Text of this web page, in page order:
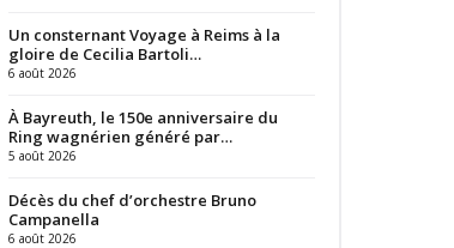
Un consternant Voyage à Reims à la
gloire de Cecilia Bartoli…
6 août 2026
À Bayreuth, le 150e anniversaire du
Ring wagnérien généré par…
5 août 2026
Décès du chef d’orchestre Bruno
Campanella
6 août 2026